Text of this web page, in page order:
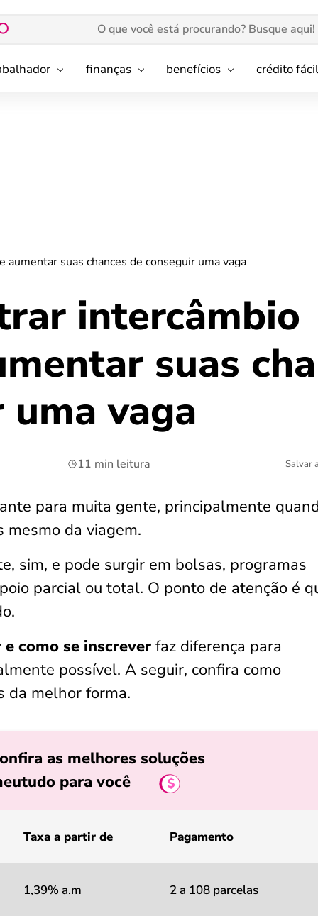
finanças benefícios crédito
suas chances de conseguir uma vaga
intercâmbio
suas
vaga
11 min leitura Salvar
para muita gente, principalmente
mesmo da viagem.
sim, e pode surgir em bolsas, programas
parcial ou total. O ponto de atenção é
como se inscrever faz diferença para
possível. A seguir, confira como
da melhor forma.
as melhores soluções
para você
Taxa a partir de Pagamento
1,39% a.m 2 a 108 parcelas